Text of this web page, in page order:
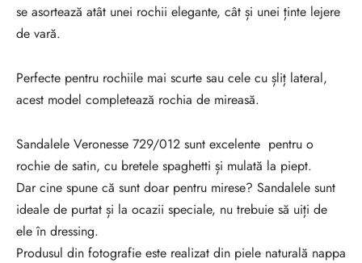
se asortează atât unei rochii elegante, cât și unei ținte lejere
de vară.
Perfecte pentru rochiile mai scurte sau cele cu șliț lateral,
acest model completează rochia de mireasă.
Sandalele Veronesse 729/012 sunt excelente pentru o
rochie de satin, cu bretele spaghetti și mulată la piept.
Dar cine spune că sunt doar pentru mirese? Sandalele sunt
ideale de purtat și la ocazii speciale, nu trebuie să uiți de
ele în dressing.
Produsul din fotografie este realizat din piele naturală nappa